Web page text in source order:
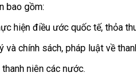
bao gồm:
hiện điều ước quốc tế, thỏa
chính sách, pháp luật về
niên các nước.